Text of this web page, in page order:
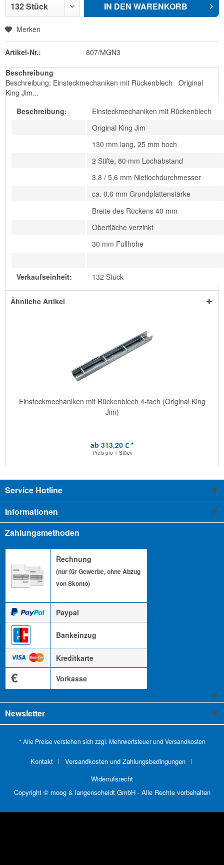
IN DEN WARENKORB
Merken
Artikel-Nr.: 807/MGN3
Beschreibung
Beschreibung: Einsteckmechaniken mit Rückenblech Original
King Jim...
Beschreibung:
Einsteckmechaniken mit Rückenblech
Original King Jim
130 mm lang, 25 mm hoch
2 Stifte, 80 mm Lochabstand
3,8 / 5,6 mm Nietlochdurchmesser
ca. 0,6 mm Grundplattenstärke
Breite des Rückens 40 mm
Oberfläche verzinkt
30 mm Füllhöhe
Verkaufseinheit: 132 Stück
Ähnliche Artikel
Einsteckmechaniken mit Rückenblech 4-fach (Original King
Jim)
ab 313,20 € *
Preis pro 1 Stück
Service Hotline
Informationen
Zahlungsmethoden
Rechnung
(nur für Gewerbe, ohne Abzug
von Skonto)
Paypal
Bankeinzug
Kreditkarte
€ Vorkasse
Newsletter
* Alle Preise verstehen sich zzgl. Mehrwertsteuer und Versandkosten
Kontakt
Versandkosten und Zahlungsbedingungen
Widerrufsrecht
Copyright © moog & langenscheidt GmbH - Alle Rechte vorbehalten